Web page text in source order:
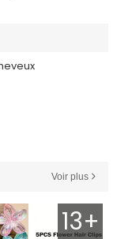
Voir plus
13+